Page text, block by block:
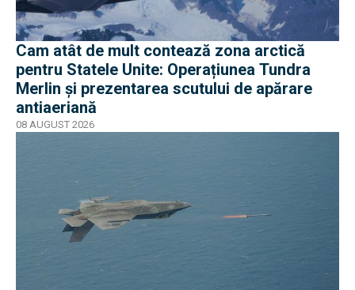
Cam atât de mult contează zona arctică
pentru Statele Unite: Operațiunea Tundra
Merlin şi prezentarea scutului de apărare
antiaeriană
08 AUGUST 2026